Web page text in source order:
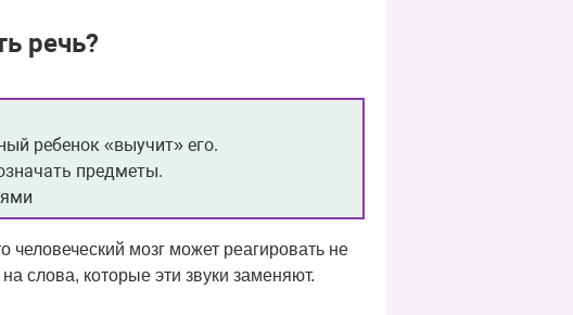
речь?
ребенок «выучит» его.
предметы.
человеческий мозг может реагировать не
слова, которые эти звуки заменяют.